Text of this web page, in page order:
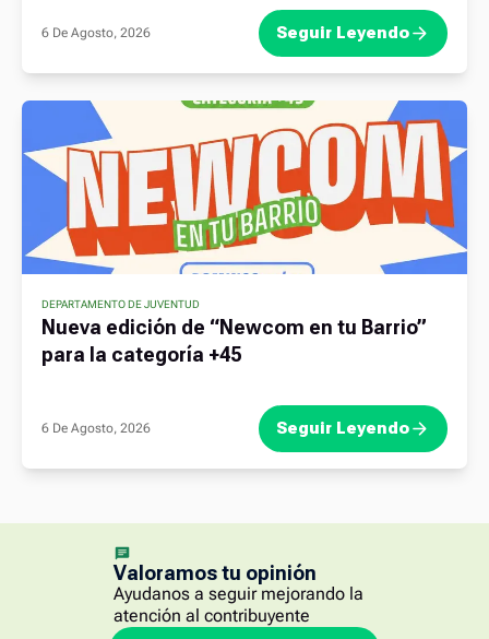
6 De Agosto, 2026 Seguir Leyendo
DEPARTAMENTO DE JUVENTUD
Nueva edición de “Newcom en tu Barrio”
para la categoría +45
6 De Agosto, 2026 Seguir Leyendo
Valoramos tu opinión
Ayudanos a seguir mejorando la
atención al contribuyente